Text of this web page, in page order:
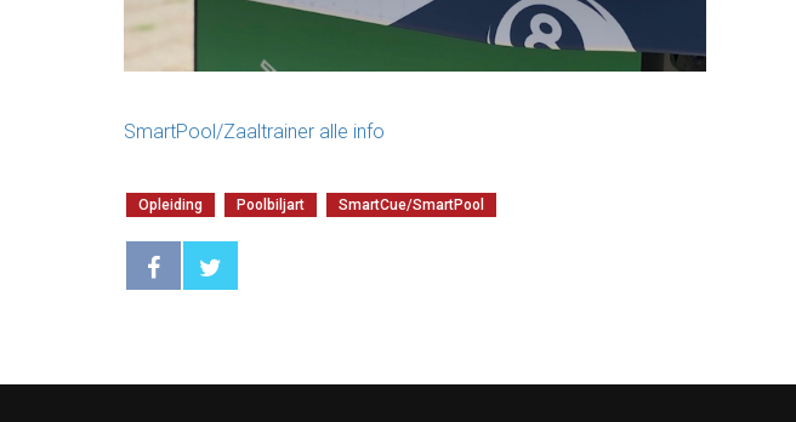
SmartPool/Zaaltrainer alle info
Opleiding Poolbiljart SmartCue/SmartPool